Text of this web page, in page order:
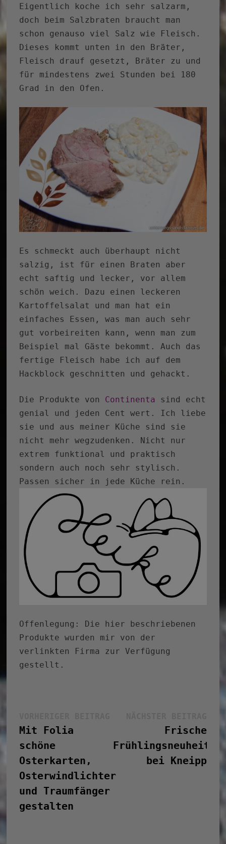
Eigentlich koche ich sehr salzarm,
doch beim Salzbraten braucht man
schon genauso viel Salz wie Fleisch.
Dieses kommt unten in den Bräter,
Fleisch drauf gesetzt, Bräter zu und
für mindestens zwei Stunden bei 180
Grad in den Ofen.
Es schmeckt auch überhaupt nicht
salzig, ist für einen Braten aber
echt saftig und lecker, vor allem
schön weich. Dazu einen leckeren
Kartoffelsalat und man hat ein
einfaches Essen, was man auch sehr
gut vorbeireiten kann, wenn man zum
Beispiel mal Gäste bekommt. Auch das
fertige Fleisch habe ich auf dem
Hackblock geschnitten und gehackt.
Die Produkte von Continenta sind echt
genial und jeden Cent wert. Ich liebe
sie und aus meiner Küche sind sie
nicht mehr wegzudenken. Nicht nur
extrem funktional und praktisch
sondern auch noch sehr stylisch.
Passen sicher in jede Küche rein.
Offenlegung: Die hier beschriebenen
Produkte wurden mir von der
verlinkten Firma zur Verfügung
gestellt.
Mit Folia
schöne
Osterkarten,
Osterwindlichter
und Traumfänger
gestalten
Frische
Frühlingsneuheiten
bei Kneipp